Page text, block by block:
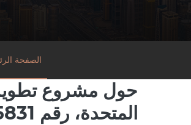
الصفحة
حول مشروع
المتحدة، رقم 35831